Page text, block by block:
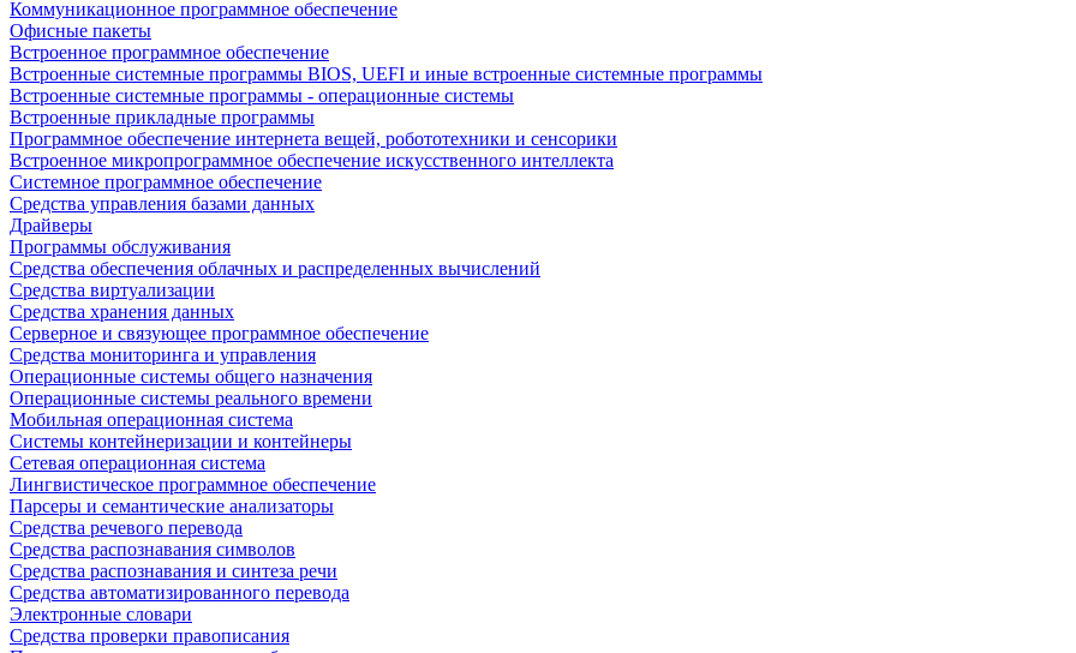
Коммуникационное программное обеспечение
Офисные пакеты
Встроенное программное обеспечение
Встроенные системные программы BIOS, UEFI и иные встроенные системные программы
Встроенные системные программы - операционные системы
Встроенные прикладные программы
Программное обеспечение интернета вещей, робототехники и сенсорики
Встроенное микропрограммное обеспечение искусственного интеллекта
Системное программное обеспечение
Средства управления базами данных
Драйверы
Программы обслуживания
Средства обеспечения облачных и распределенных вычислений
Средства виртуализации
Средства хранения данных
Серверное и связующее программное обеспечение
Средства мониторинга и управления
Операционные системы общего назначения
Операционные системы реального времени
Мобильная операционная система
Системы контейнеризации и контейнеры
Сетевая операционная система
Лингвистическое программное обеспечение
Парсеры и семантические анализаторы
Средства речевого перевода
Средства распознавания символов
Средства распознавания и синтеза речи
Средства автоматизированного перевода
Электронные словари
Средства проверки правописания